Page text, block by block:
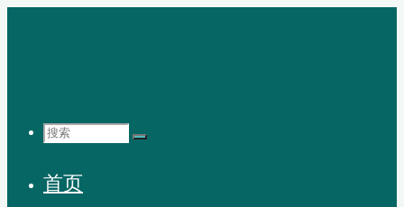
搜
索：
首页